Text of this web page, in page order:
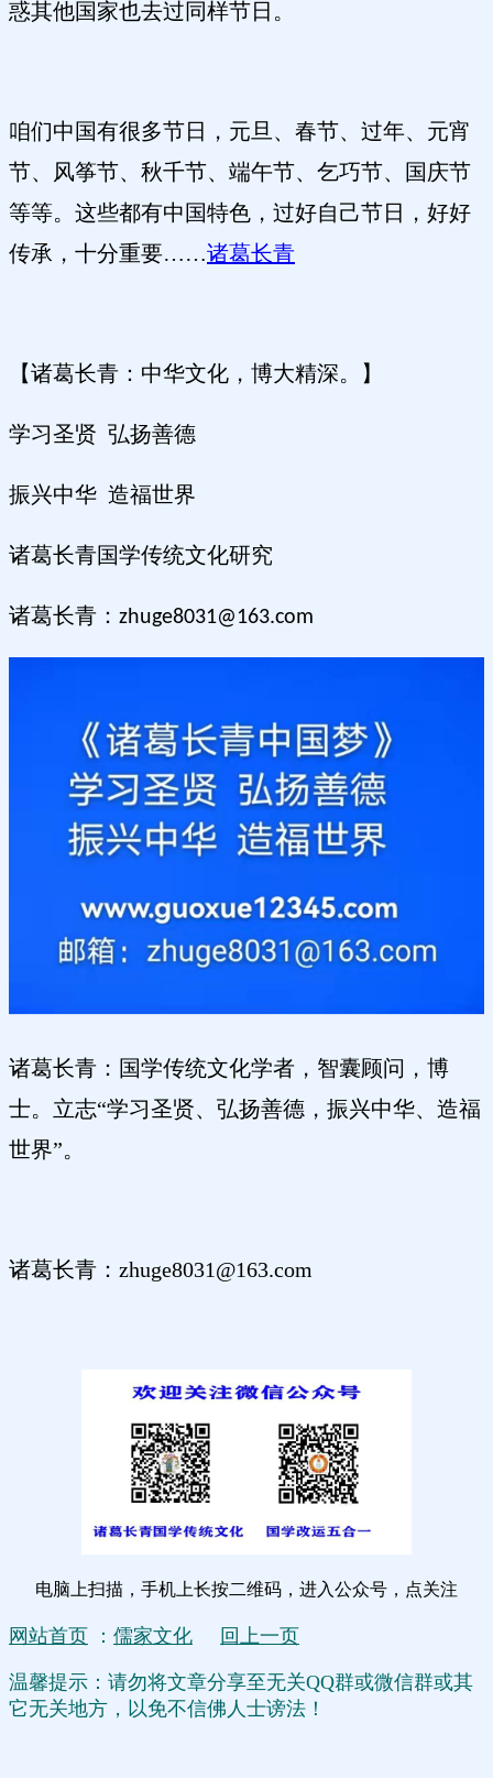
惑其他国家也去过同样节日。
咱们中国有很多节日，元旦、春节、过年、元宵
节、风筝节、秋千节、端午节、乞巧节、国庆节
等等。这些都有中国特色，过好自己节日，好好
传承，十分重要……诸葛长青
【诸葛长青：中华文化，博大精深。】
学习圣贤 弘扬善德
振兴中华 造福世界
诸葛长青国学传统文化研究
诸葛长青： zhuge8031@163.com
诸葛长青：国学传统文化学者，智囊顾问，博
士。立志“学习圣贤、弘扬善德，振兴中华、造福
世界”。
诸葛长青：zhuge8031@163.com
电脑上扫描，手机上长按二维码，进入公众号，点关注
网站首页 ： 儒家文化 回上一页
温馨提示：请勿将文章分享至无关QQ群或微信群或其
它无关地方，以免不信佛人士谤法！